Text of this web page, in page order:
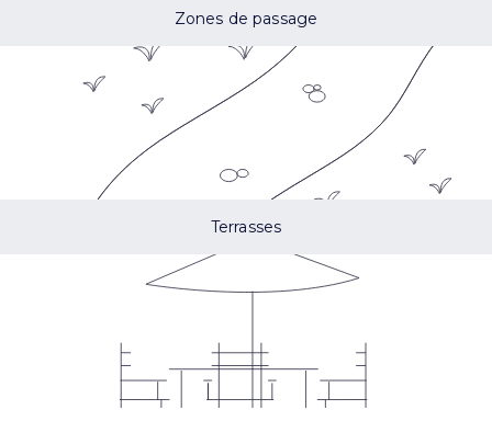
Zones de passage
Terrasses